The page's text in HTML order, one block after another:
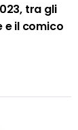
tra gli
e il comico